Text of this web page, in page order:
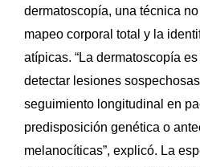
dermatoscopía, una técnica
mapeo corporal total y la
atípicas. “La dermatoscopía
detectar lesiones
seguimiento longitudinal en
predisposición genética o
melanocíticas”, explicó. La